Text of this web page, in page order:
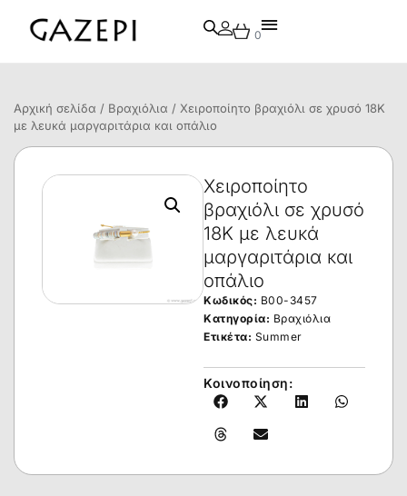
0
Αρχική σελίδα / Βραχιόλια / Χειροποίητο βραχιόλι σε χρυσό 18Κ
με λευκά μαργαριτάρια και οπάλιο
Χειροποίητο
βραχιόλι σε χρυσό
18Κ με λευκά
μαργαριτάρια και
οπάλιο
Κωδικός: B00-3457
Κατηγορία: Βραχιόλια
Ετικέτα: Summer
Κοινοποίηση: